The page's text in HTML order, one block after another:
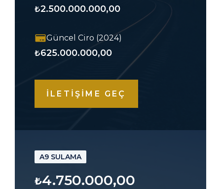
₺2.500.000.000,00
Güncel Ciro (2024)
₺625.000.000,00
İLETİŞİME GEÇ
A9 SULAMA
₺4.750.000,00